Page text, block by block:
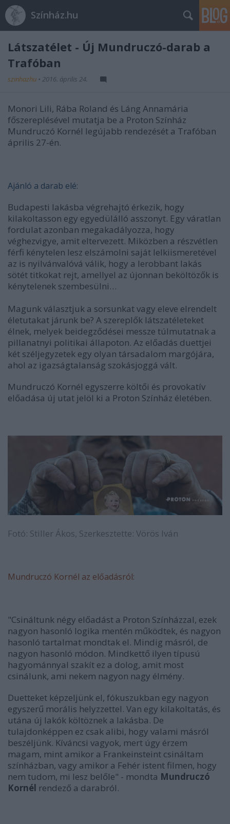
Színház.hu
Látszatélet - Új Mundruczó-darab a
Trafóban
szinhazhu • 2016. április 24.
Monori Lili, Rába Roland és Láng Annamária
főszereplésével mutatja be a Proton Színház
Mundruczó Kornél legújabb rendezését a Trafóban
április 27-én.
Ajánló a darab elé:
Budapesti lakásba végrehajtó érkezik, hogy
kilakoltasson egy egyedülálló asszonyt. Egy váratlan
fordulat azonban megakadályozza, hogy
véghezvigye, amit eltervezett. Miközben a részvétlen
férfi kénytelen lesz elszámolni saját lelkiismeretével
az is nyilvánvalóvá válik, hogy a lerobbant lakás
sötét titkokat rejt, amellyel az újonnan beköltözők is
kénytelenek szembesülni…
Magunk választjuk a sorsunkat vagy eleve elrendelt
életutakat járunk be? A szereplők látszatéleteket
élnek, melyek beidegződései messze túlmutatnak a
pillanatnyi politikai állapoton. Az előadás duettjei
két széljegyzetek egy olyan társadalom margójára,
ahol az igazságtalanság szokásjoggá vált.
Mundruczó Kornél egyszerre költői és provokatív
előadása új utat jelöl ki a Proton Színház életében.
Fotó: Stiller Ákos, Szerkesztette: Vörös Iván
Mundruczó Kornél az előadásról:
"Csináltunk négy előadást a Proton Színházzal, ezek
nagyon hasonló logika mentén működtek, és nagyon
hasonló tartalmat mondtak el. Mindig másról, de
nagyon hasonló módon. Mindkettő ilyen típusú
hagyománnyal szakít ez a dolog, amit most
csinálunk, ami nekem nagyon nagy élmény.
Duetteket képzeljünk el, fókuszukban egy nagyon
egyszerű morális helyzzettel. Van egy kilakoltatás, és
utána új lakók költöznek a lakásba. De
tulajdonképpen ez csak alibi, hogy valami másról
beszéljünk. Kíváncsi vagyok, mert úgy érzem
magam, mint amikor a Frankeinsteint csináltam
színházban, vagy amikor a Fehér istent filmen, hogy
nem tudom, mi lesz belőle" - mondta Mundruczó
Kornél rendező a darabról.